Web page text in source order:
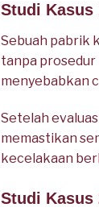
Studi Kasus
Sebuah pabrik
tanpa
menyebabkan
Setelah
memastikan
kecelakaan
Studi Kasus